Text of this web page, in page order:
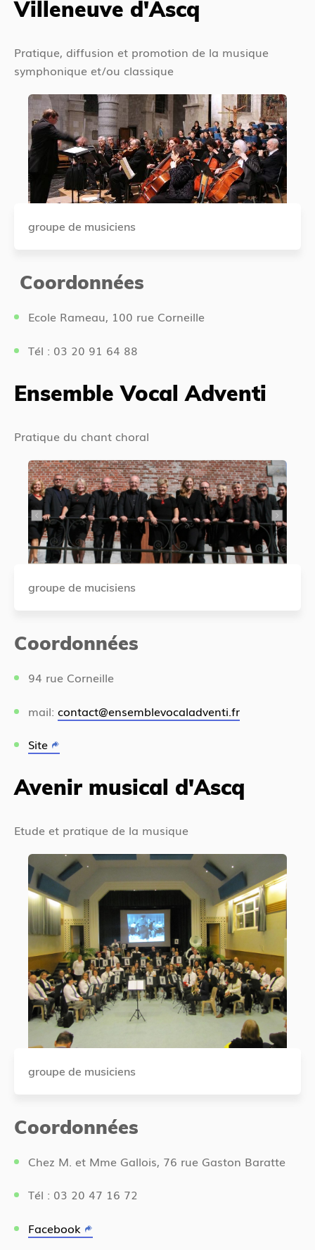
Villeneuve d'Ascq
Pratique, diffusion et promotion de la musique
symphonique et/ou classique
groupe de musiciens
Coordonnées
Ecole Rameau, 100 rue Corneille
Tél : 03 20 91 64 88
Ensemble Vocal Adventi
Pratique du chant choral
groupe de mucisiens
Coordonnées
94 rue Corneille
mail: contact@ensemblevocaladventi.fr
Site
Avenir musical d'Ascq
Etude et pratique de la musique
groupe de musiciens
Coordonnées
Chez M. et Mme Gallois, 76 rue Gaston Baratte
Tél : 03 20 47 16 72
Facebook